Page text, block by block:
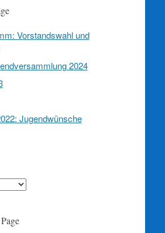
Vorstandswahl und
2024
Jugendwünsche